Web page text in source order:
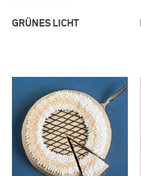
GRÜNES LICHT